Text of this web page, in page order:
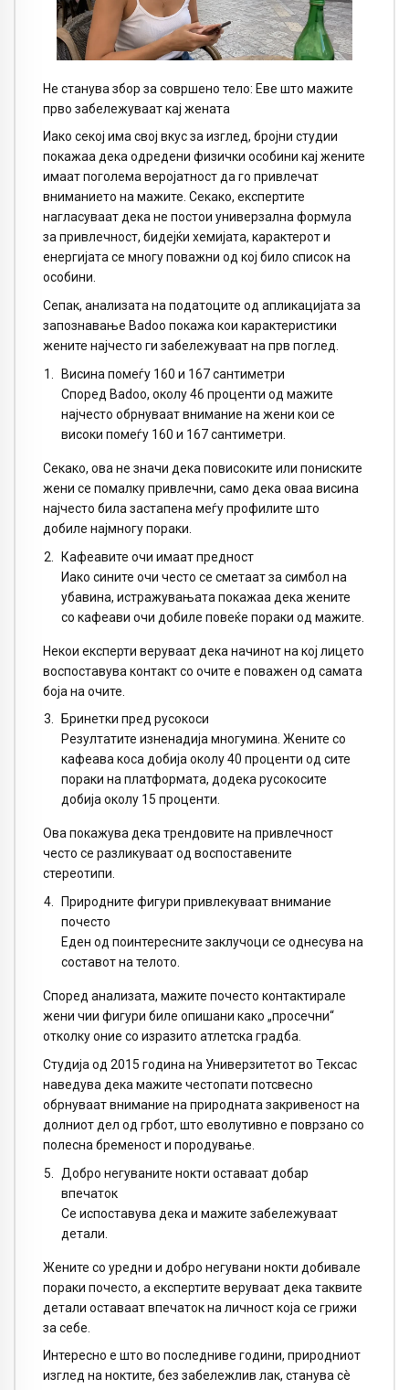
Не станува збор за совршено тело: Еве што мажите
прво забележуваат кај жената
Иако секој има свој вкус за изглед, бројни студии
покажаа дека одредени физички особини кај жените
имаат поголема веројатност да го привлечат
вниманието на мажите. Секако, експертите
нагласуваат дека не постои универзална формула
за привлечност, бидејќи хемијата, карактерот и
енергијата се многу поважни од кој било список на
особини.
Сепак, анализата на податоците од апликацијата за
запознавање Badoo покажа кои карактеристики
жените најчесто ги забележуваат на прв поглед.
Висина помеѓу 160 и 167 сантиметри
Според Badoo, околу 46 проценти од мажите
најчесто обрнуваат внимание на жени кои се
високи помеѓу 160 и 167 сантиметри.
Секако, ова не значи дека повисоките или пониските
жени се помалку привлечни, само дека оваа висина
најчесто била застапена меѓу профилите што
добиле најмногу пораки.
Кафеавите очи имаат предност
Иако сините очи често се сметаат за симбол на
убавина, истражувањата покажаа дека жените
со кафеави очи добиле повеќе пораки од мажите.
Некои експерти веруваат дека начинот на кој лицето
воспоставува контакт со очите е поважен од самата
боја на очите.
Бринетки пред русокоси
Резултатите изненадија многумина. Жените со
кафеава коса добија околу 40 проценти од сите
пораки на платформата, додека русокосите
добија околу 15 проценти.
Ова покажува дека трендовите на привлечност
често се разликуваат од воспоставените
стереотипи.
Природните фигури привлекуваат внимание
почесто
Еден од поинтересните заклучоци се однесува на
составот на телото.
Според анализата, мажите почесто контактирале
жени чии фигури биле опишани како „просечни“
отколку оние со изразито атлетска градба.
Студија од 2015 година на Универзитетот во Тексас
наведува дека мажите честопати потсвесно
обрнуваат внимание на природната закривеност на
долниот дел од грбот, што еволутивно е поврзано со
полесна бременост и породување.
Добро негуваните нокти оставаат добар
впечаток
Се испоставува дека и мажите забележуваат
детали.
Жените со уредни и добро негувани нокти добивале
пораки почесто, а експертите веруваат дека таквите
детали оставаат впечаток на личност која се грижи
за себе.
Интересно е што во последниве години, природниот
изглед на ноктите, без забележлив лак, станува сè